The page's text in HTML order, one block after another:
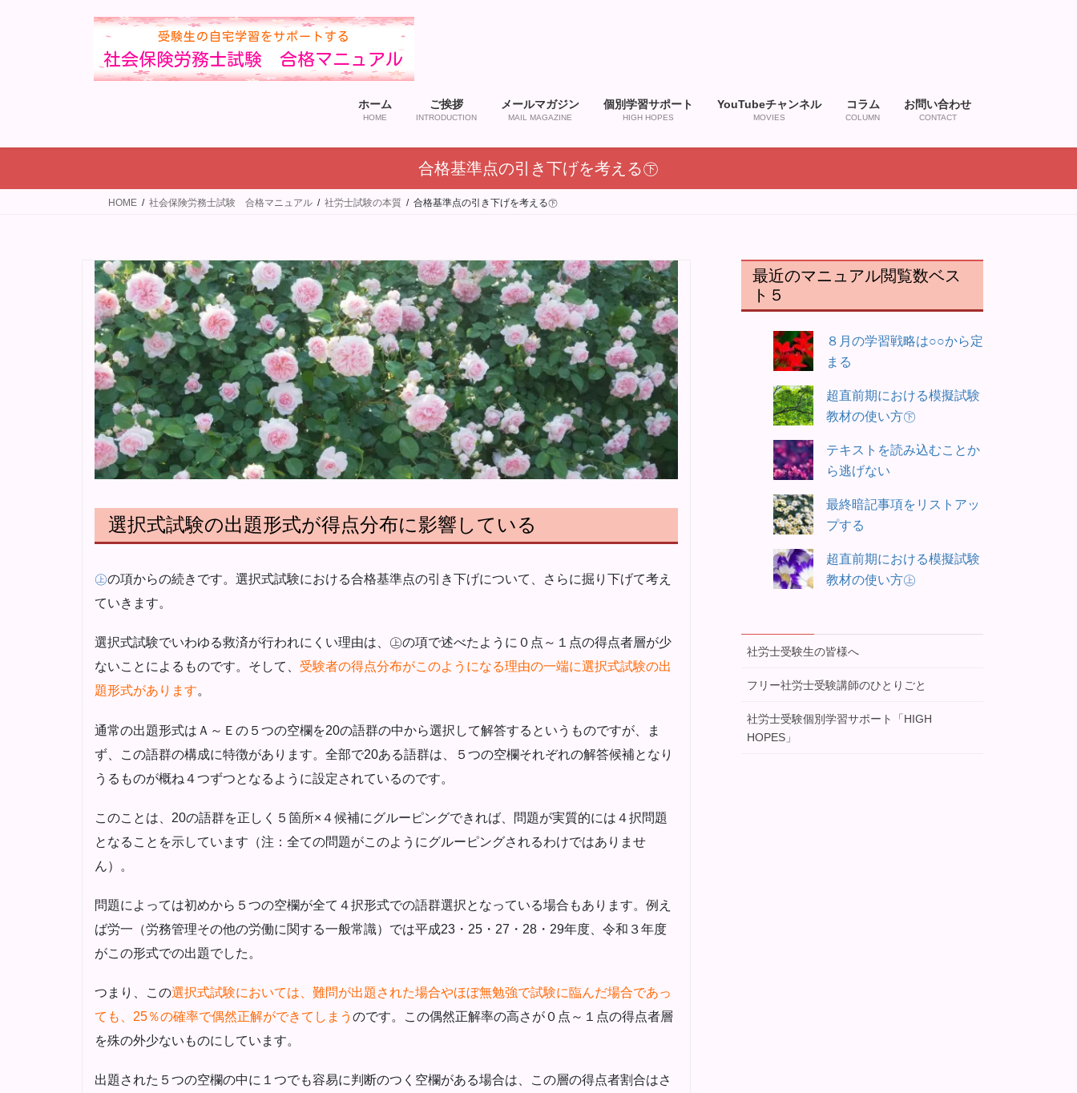
ホーム
HOME
ご挨拶
INTRODUCTION
メールマガジン
MAIL MAGAZINE
個別学習サポート
HIGH HOPES
YouTubeチャンネル
MOVIES
コラム
COLUMN
お問い合わせ
CONTACT
合格基準点の引き下げを考える㊦
HOME 社会保険労務士試験 合格マニュアル 社労士試験の本質 合格基準点の引き下げを考える㊦
選択式試験の出題形式が得点分布に影響している
㊤の項からの続きです。選択式試験における合格基準点の引き下げについて、さらに掘り下げて考え
ていきます。
選択式試験でいわゆる救済が行われにくい理由は、㊤の項で述べたように０点～１点の得点者層が少
ないことによるものです。そして、 受験者の得点分布がこのようになる理由の一端に選択式試験の出
題形式があります。
通常の出題形式はＡ～Ｅの５つの空欄を20の語群の中から選択して解答するというものですが、ま
ず、この語群の構成に特徴があります。全部で20ある語群は、５つの空欄それぞれの解答候補となり
うるものが概ね４つずつとなるように設定されているのです。
このことは、20の語群を正しく５箇所×４候補にグルーピングできれば、問題が実質的には４択問題
となることを示しています（注：全ての問題がこのようにグルーピングされるわけではありませ
ん）。
問題によっては初めから５つの空欄が全て４択形式での語群選択となっている場合もあります。例え
ば労一（労務管理その他の労働に関する一般常識）では平成23・25・27・28・29年度、令和３年度
がこの形式での出題でした。
つまり、この選択式試験においては、難問が出題された場合やほぼ無勉強で試験に臨んだ場合であっ
ても、25％の確率で偶然正解ができてしまう のです。この偶然正解率の高さが０点～１点の得点者層
を殊の外少ないものにしています。
出題された５つの空欄の中に１つでも容易に判断のつく空欄がある場合は、この層の得点者割合はさ
最近のマニュアル閲覧数ベス
ト５
８月の学習戦略は○○から定
まる
超直前期における模擬試験
教材の使い方㊦
テキストを読み込むことか
ら逃げない
最終暗記事項をリストアッ
プする
超直前期における模擬試験
教材の使い方㊤
社労士受験生の皆様へ
フリー社労士受験講師のひとりごと
社労士受験個別学習サポート「HIGH
HOPES」